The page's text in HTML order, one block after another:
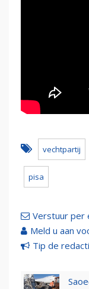
vechtpartij
pisa
Verstuur per
Meld u aan
Tip de